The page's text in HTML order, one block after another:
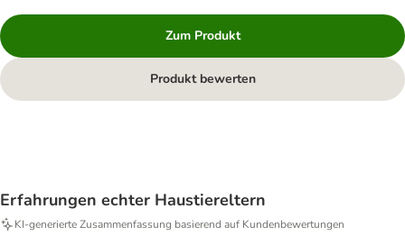
Zum Produkt
Produkt bewerten
Erfahrungen echter Haustiereltern
KI‑generierte Zusammenfassung basierend auf Kundenbewertungen